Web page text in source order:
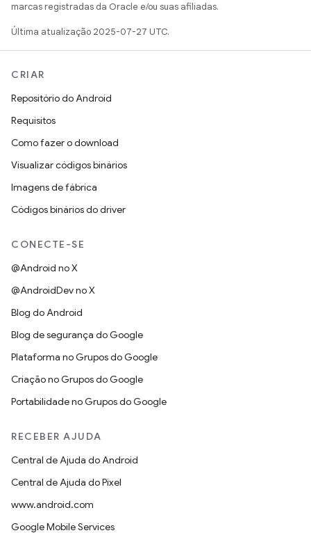
marcas registradas da Oracle e/ou suas afiliadas.
Última atualização 2025-07-27 UTC.
CRIAR
Repositório do Android
Requisitos
Como fazer o download
Visualizar códigos binários
Imagens de fábrica
Códigos binários do driver
CONECTE-SE
@Android no X
@AndroidDev no X
Blog do Android
Blog de segurança do Google
Plataforma no Grupos do Google
Criação no Grupos do Google
Portabilidade no Grupos do Google
RECEBER AJUDA
Central de Ajuda do Android
Central de Ajuda do Pixel
www.android.com
Google Mobile Services